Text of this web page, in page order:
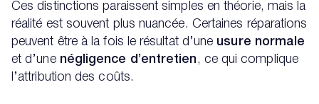
Ces distinctions paraissent simples en théorie, mais la
réalité est souvent plus nuancée. Certaines réparations
peuvent être à la fois le résultat d’une usure normale
et d’une négligence d’entretien, ce qui complique
l’attribution des coûts.